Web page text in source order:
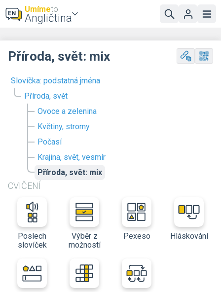
Umímeto
Angličtina
Slovíčka: podstatná jména
Příroda, svět
Ovoce a zelenina
Květiny, stromy
Počasí
Krajina, svět, vesmír
Příroda, svět: mix
CVIČENÍ
Poslech
slovíček
Výběr z
možností
Pexeso Hláskování
Příroda, svět: mix